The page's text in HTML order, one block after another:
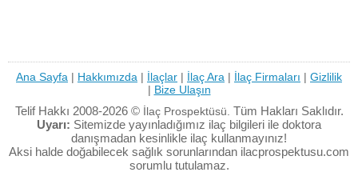
Ana Sayfa | Hakkımızda | İlaçlar | İlaç Ara | İlaç Firmaları | Gizlilik
| Bize Ulaşın
Telif Hakkı 2008-2026 © İlaç Prospektüsü. Tüm Hakları Saklıdır.
Uyarı: Sitemizde yayınladığımız ilaç bilgileri ile doktora
danışmadan kesinlikle ilaç kullanmayınız!
Aksi halde doğabilecek sağlık sorunlarından ilacprospektusu.com
sorumlu tutulamaz.